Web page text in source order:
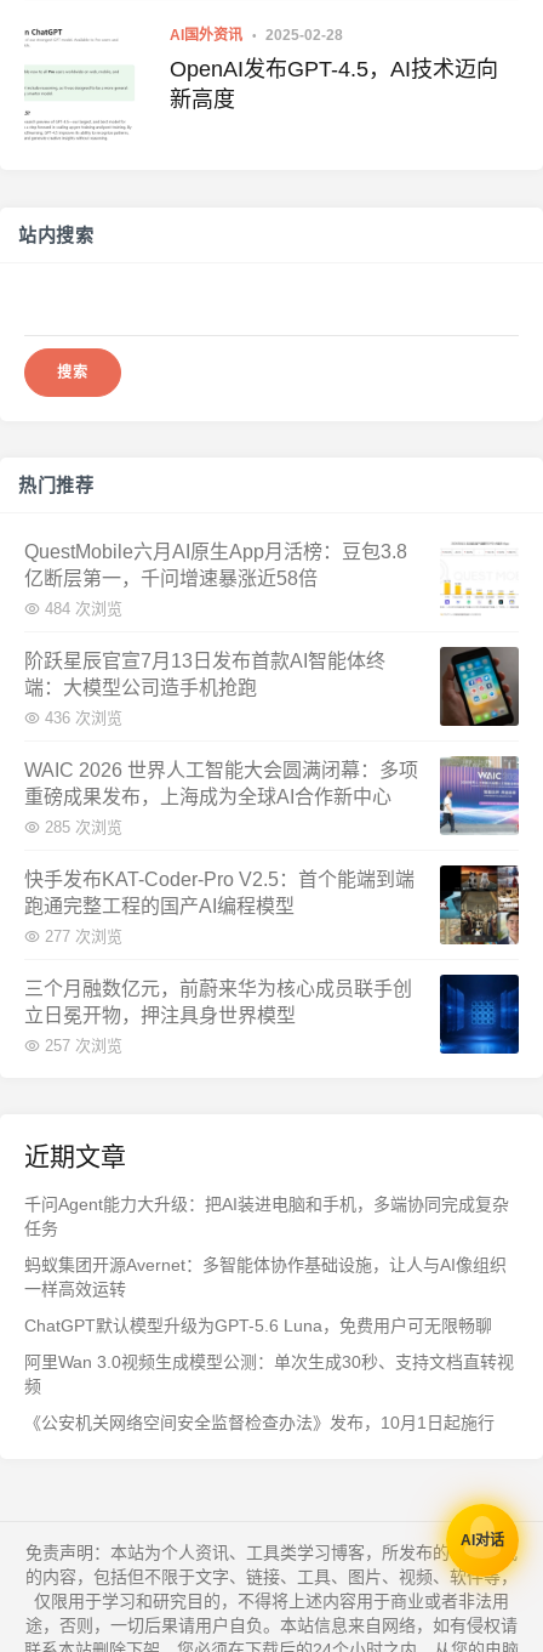
AI国外资讯 2025-02-28
OpenAI发布GPT-4.5，AI技术迈向
新高度
站内搜索
热门推荐
QuestMobile六月AI原生App月活榜：豆包3.8
亿断层第一，千问增速暴涨近58倍
484 次浏览
阶跃星辰官宣7月13日发布首款AI智能体终
端：大模型公司造手机抢跑
436 次浏览
WAIC 2026 世界人工智能大会圆满闭幕：多项
重磅成果发布，上海成为全球AI合作新中心
285 次浏览
快手发布KAT-Coder-Pro V2.5：首个能端到端
跑通完整工程的国产AI编程模型
277 次浏览
三个月融数亿元，前蔚来华为核心成员联手创
立日冕开物，押注具身世界模型
257 次浏览
近期文章
千问Agent能力大升级：把AI装进电脑和手机，多端协同完成复杂
任务
蚂蚁集团开源Avernet：多智能体协作基础设施，让人与AI像组织
一样高效运转
ChatGPT默认模型升级为GPT-5.6 Luna，免费用户可无限畅聊
阿里Wan 3.0视频生成模型公测：单次生成30秒、支持文档直转视
频
《公安机关网络空间安全监督检查办法》发布，10月1日起施行
免责声明：本站为个人资讯、工具类学习博客，所发布的一切形式
的内容，包括但不限于文字、链接、工具、图片、视频、软件等，
仅限用于学习和研究目的，不得将上述内容用于商业或者非法用
途，否则，一切后果请用户自负。本站信息来自网络，如有侵权请
AI对话